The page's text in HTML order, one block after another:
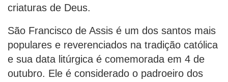
criaturas de Deus.
São Francisco de Assis é um dos santos mais
populares e reverenciados na tradição católica
e sua data litúrgica é comemorada em 4 de
outubro. Ele é considerado o padroeiro dos